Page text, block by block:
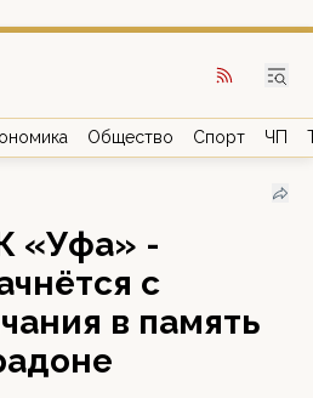
Общество Спорт ЧП
«Уфа» -
с
в память